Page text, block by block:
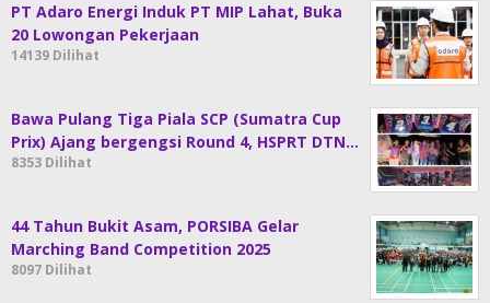
PT Adaro Energi Induk PT MIP Lahat, Buka
20 Lowongan Pekerjaan
14139 Dilihat
Bawa Pulang Tiga Piala SCP (Sumatra Cup
Prix) Ajang bergengsi Round 4, HSPRT DTN…
8353 Dilihat
44 Tahun Bukit Asam, PORSIBA Gelar
Marching Band Competition 2025
8097 Dilihat